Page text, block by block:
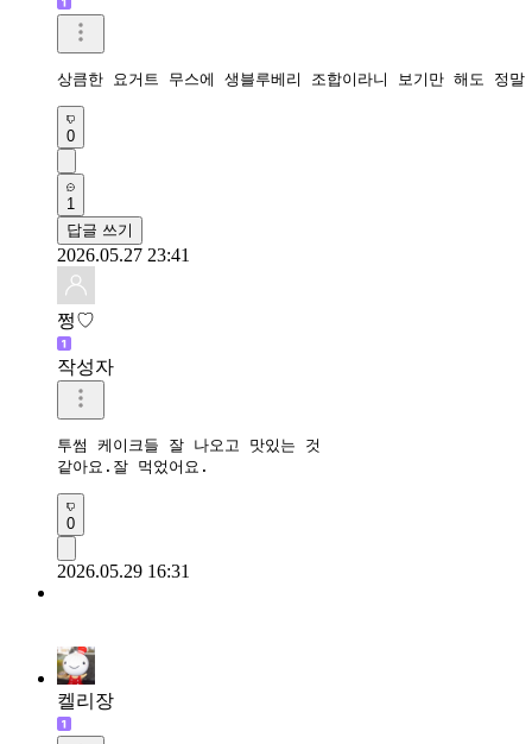
상큼한 요거트 무스에 생블루베리 조합이라니 보기만 해도 정
0
1
답글 쓰기
2026.05.27 23:41
쩡♡
작성자
투썸 케이크들 잘 나오고 맛있는 것
같아요.잘 먹었어요.
0
2026.05.29 16:31
켈리장